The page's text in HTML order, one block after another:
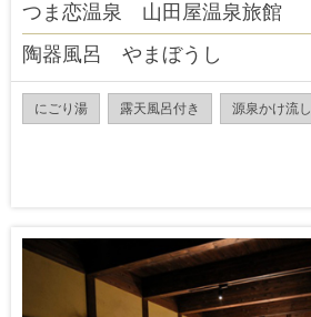
つま恋温泉 山田屋温泉旅館
陶器風呂 やまぼうし
にごり湯 露天風呂付き 源泉かけ流し